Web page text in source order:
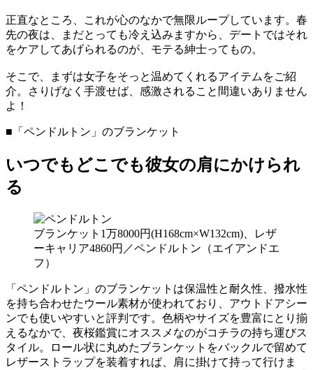
正直なところ、これが心のなかで無限ループしています。春
先の夜は、まだとっても冷え込みますから、デートではそれ
をケアしてあげられるのが、モテる紳士ってもの。
そこで、まずは女子をそっと温めてくれるアイテムをご紹
介。さりげなく手渡せば、感激されること間違いありません
よ！
■「ペンドルトン」のブランケット
いつでもどこでも彼女の肩にかけられ
る
ブランケット1万8000円(H168cm×W132cm)、レザ
ーキャリア4860円／ペンドルトン（エイアンドエ
フ）
「ペンドルトン」のブランケットは保温性と耐久性、撥水性
を持ち合わせたウール素材が使われており、アウトドアシー
ンでも使いやすいと評判です。色柄やサイズを豊富にとり揃
えるなかで、夜桜鑑賞にオススメなのがコチラの持ち運びス
タイル。ロール状に丸めたブランケットをバックルで留めて
レザーストラップを装着すれば、肩に掛けて持って行けま